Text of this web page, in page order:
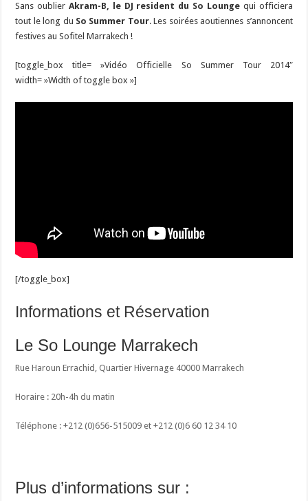
Sans oublier Akram-B, le DJ resident du So Lounge qui officiera
tout le long du So Summer Tour. Les soirées aoutiennes s’annoncent
festives au Sofitel Marrakech !
[toggle_box title= »Vidéo Officielle So Summer Tour 2014″
width= »Width of toggle box »]
[/toggle_box]
Informations et Réservation
Le So Lounge Marrakech
Rue Haroun Errachid, Quartier Hivernage 40000 Marrakech
Horaire : 20h-4h du matin
Téléphone : +212 (0)656-515009 et +212 (0)6 60 12 34 10
Plus d’informations sur :